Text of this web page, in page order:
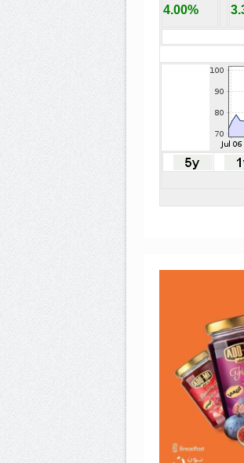
4.00%